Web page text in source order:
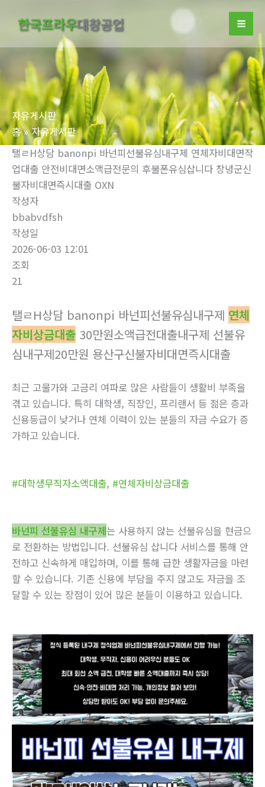
너
뛰
기
한국프라우대창공업
자유게시판
홈
자유게시판
탤ㄹH상담 banonpi 바넌피선불유심내구제 연체자비대면작
업대출 안전비대면소액급전문의 후불폰유심삽니다 창녕군신
불자비대면즉시대출 OXN
작성자
bbabvdfsh
작성일
2026-06-03 12:01
조회
21
탤ㄹH상담 banonpi 바넌피선불유심내구제 연체
자비상금대출 30만원소액급전대출내구제 선불유
심내구제20만원 용산구신불자비대면즉시대출
최근 고물가와 고금리 여파로 많은 사람들이 생활비 부족을
겪고 있습니다. 특히 대학생, 직장인, 프리랜서 등 젊은 층과
신용등급이 낮거나 연체 이력이 있는 분들의 자금 수요가 증
가하고 있습니다.
#대학생무직자소액대출, #연체자비상금대출
바넌피 선불유심 내구제는 사용하지 않는 선불유심을 현금으
로 전환하는 방법입니다. 선불유심 삽니다 서비스를 통해 안
전하고 신속하게 매입하며, 이를 통해 급한 생활자금을 마련
할 수 있습니다. 기존 신용에 부담을 주지 않고도 자금을 조
달할 수 있는 장점이 있어 많은 분들이 이용하고 있습니다.